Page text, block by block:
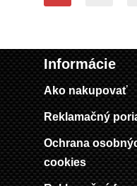
Informácie
Ako nakupovať
Reklamačný
Ochrana
cookies